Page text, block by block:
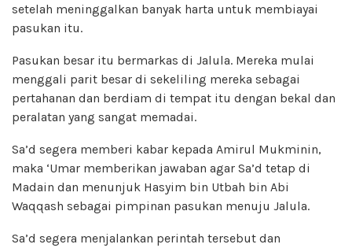
setelah meninggalkan banyak harta untuk membiayai
pasukan itu.
Pasukan besar itu bermarkas di Jalula. Mereka mulai
menggali parit besar di sekeliling mereka sebagai
pertahanan dan berdiam di tempat itu dengan bekal dan
peralatan yang sangat memadai.
Sa’d segera memberi kabar kepada Amirul Mukminin,
maka ‘Umar memberikan jawaban agar Sa’d tetap di
Madain dan menunjuk Hasyim bin Utbah bin Abi
Waqqash sebagai pimpinan pasukan menuju Jalula.
Sa’d segera menjalankan perintah tersebut dan